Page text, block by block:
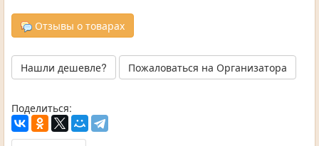
Отзывы о товарах
Нашли дешевле? Пожаловаться на Организатора
Поделиться: